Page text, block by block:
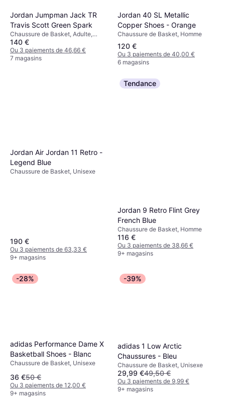
Jordan Jumpman Jack TR
Travis Scott Green Spark
Chaussure de Basket, Adulte,
Unisexe, Homme
140 €
Ou 3 paiements de 46,66 €
7 magasins
Jordan 40 SL Metallic
Copper Shoes - Orange
Chaussure de Basket, Homme
120 €
Ou 3 paiements de 40,00 €
6 magasins
Jordan Air Jordan 11 Retro -
Legend Blue
Chaussure de Basket, Unisexe
190 €
Ou 3 paiements de 63,33 €
9+ magasins
Tendance
Jordan 9 Retro Flint Grey
French Blue
Chaussure de Basket, Homme
116 €
Ou 3 paiements de 38,66 €
9+ magasins
-28%
adidas Performance Dame X
Basketball Shoes - Blanc
Chaussure de Basket, Unisexe
36 €50 €
Ou 3 paiements de 12,00 €
9+ magasins
-39%
adidas 1 Low Arctic
Chaussures - Bleu
Chaussure de Basket, Unisexe
29,99 €49,50 €
Ou 3 paiements de 9,99 €
9+ magasins